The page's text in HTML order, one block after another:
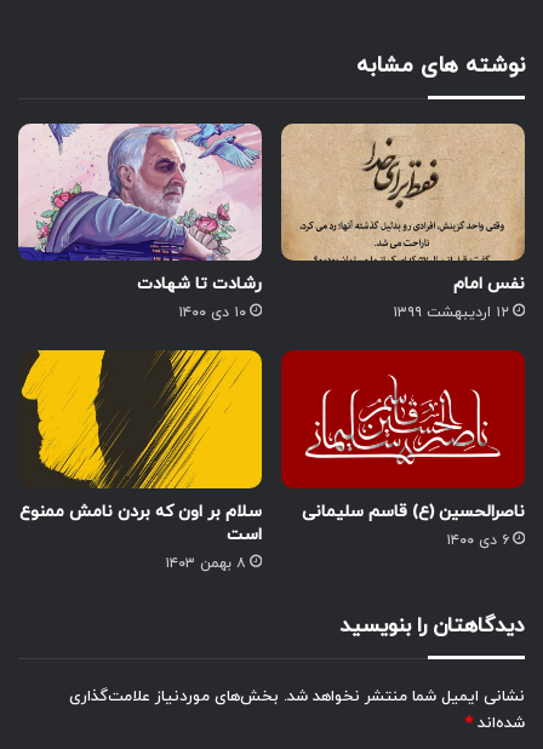
نوشته های مشابه
نفس امام
۱۲ اردیبهشت ۱۳۹۹
رشادت تا شهادت
۱۰ دی ۱۴۰۰
ناصرالحسین (ع) قاسم سلیمانی
۶ دی ۱۴۰۰
سلام بر اون که بردن نامش ممنوع
است
۸ بهمن ۱۴۰۳
دیدگاهتان را بنویسید
نشانی ایمیل شما منتشر نخواهد شد. بخش‌های موردنیاز علامت‌گذاری
شده‌اند *